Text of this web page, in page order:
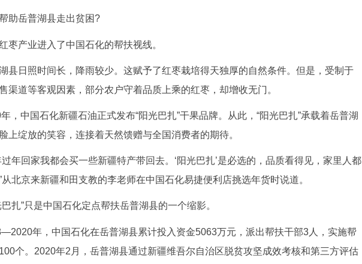
岳普湖县走出贫困?
产业进入了中国石化的帮扶视线。
日照时间长，降雨较少。这赋予了红枣栽培得天独厚的自然条件。但是，受制于
渠道等客观因素，部分农户守着品质上乘的红枣，却增收无门。
中国石化新疆石油正式发布“阳光巴扎”干果品牌。从此，“阳光巴扎”承载着岳普湖
上绽放的笑容，连接着天然馈赠与全国消费者的期待。
回家我都会买一些新疆特产带回去。‘阳光巴扎’是必选的，品质看得见，家里人都
从北京来新疆和田支教的李老师在中国石化易捷便利店挑选年货时说道。
”只是中国石化定点帮扶岳普湖县的一个缩影。
年，中国石化在岳普湖县累计投入资金5063万元，派出帮扶干部3人，实施帮
个。2020年2月，岳普湖县通过新疆维吾尔自治区脱贫攻坚成效考核和第三方评估